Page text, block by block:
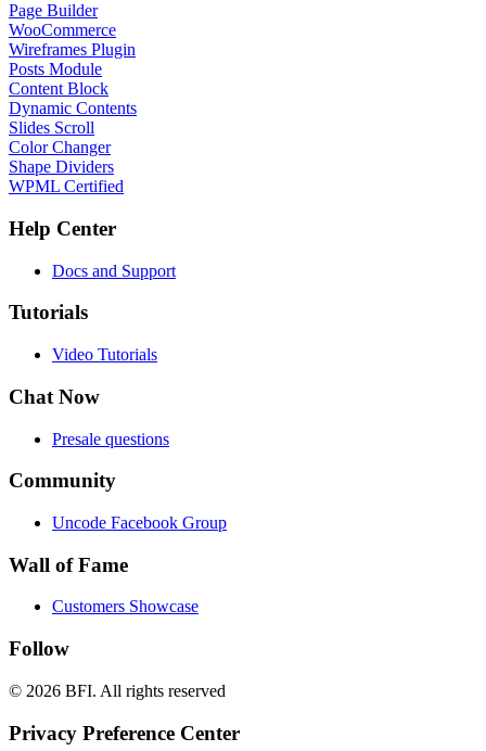
Page Builder
WooCommerce
Wireframes Plugin
Posts Module
Content Block
Dynamic Contents
Slides Scroll
Color Changer
Shape Dividers
WPML Certified
Help Center
Docs and Support
Tutorials
Video Tutorials
Chat Now
Presale questions
Community
Uncode Facebook Group
Wall of Fame
Customers Showcase
Follow
© 2026 BFI. All rights reserved
Privacy Preference Center